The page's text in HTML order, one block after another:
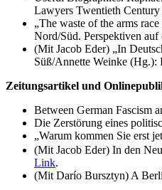
Lawyers Twentieth
„The waste of the arms
Nord/Süd. Perspektiven
(Mit Jacob Eder) „In
Süß/Annette Weinke (Hg.):
Zeitungsartikel und
Between German Fascism
Die Zerstörung eines
„Warum kommen Sie erst
(Mit Jacob Eder) In den
Link.
(Mit Darío Bursztyn) A